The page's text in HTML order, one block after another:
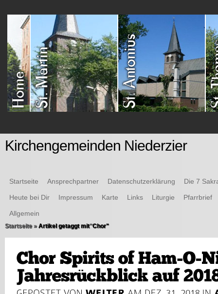
Kirchengemeinden Niederzier
Startseite Ansprechpartner Datenschutzerklärung Die 7
Heute bei Dir Impressum Karte Links Liturgie Pfarrbrief
Allgemein
Startseite »Artikel getaggt mit"Chor"